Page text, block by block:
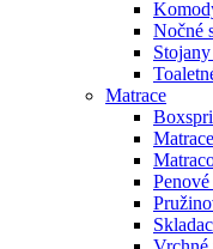
Nočné
Matrace